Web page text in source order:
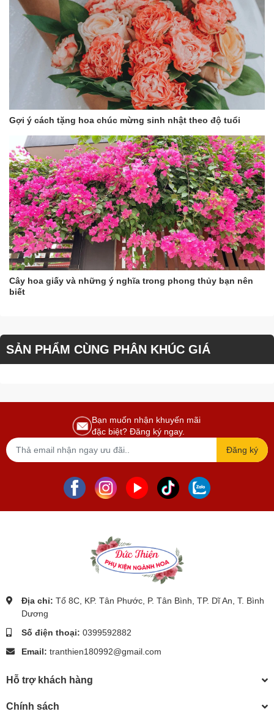
Gợi ý cách tặng hoa chúc mừng sinh nhật theo độ tuổi
Cây hoa giấy và những ý nghĩa trong phong thủy bạn nên
biết
SẢN PHẨM CÙNG PHÂN KHÚC GIÁ
Bạn muốn nhận khuyến mãi
đặc biệt? Đăng ký ngay.
Đăng ký
Địa chỉ: Tổ 8C, KP. Tân Phước, P. Tân Bình, TP. Dĩ An, T. Bình
Dương
Số điện thoại: 0399592882
Email: tranthien180992@gmail.com
Hỗ trợ khách hàng
Chính sách